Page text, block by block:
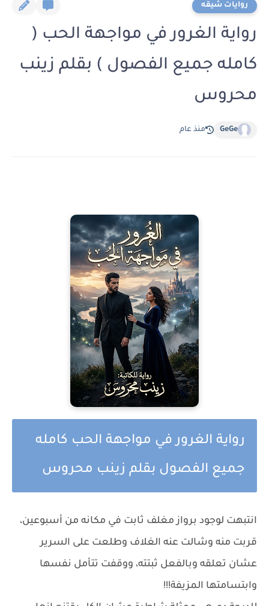
روايات شيقه
رواية الغرور في مواجهة الحب (
كامله جميع الفصول ) بقلم زينب
محروس
GeGe منذ عام
رواية الغرور في مواجهة الحب كامله
جميع الفصول بقلم زينب محروس
انتبهت لوجود برواز مغلف ثابت في مكانه من أسبوعين،
قربت منه وشالت عنه الغلاف وطلعت على السرير
عشان تعلقه وبالفعل ثبتته، ووقفت تتأمل نفسها
وابتسامتها المزيفة!!!